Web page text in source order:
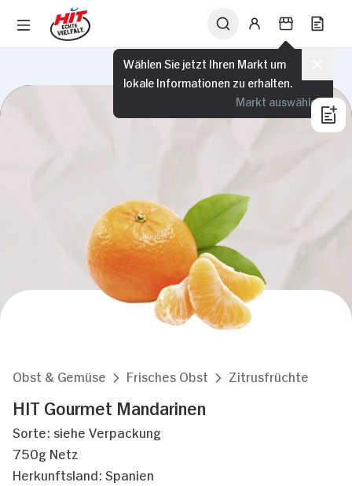
Wählen Sie jetzt Ihren Markt um
lokale Informationen zu erhalten.
Markt auswählen
Obst & Gemüse Frisches Obst Zitrusfrüchte
HIT Gourmet Mandarinen
Sorte: siehe Verpackung
750g Netz
Herkunftsland: Spanien